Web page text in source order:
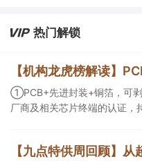
热门解锁
①PCB+先进封装+铜箔，可
厂商及相关芯片终端的认证，
等方面具有丰富经验，具备